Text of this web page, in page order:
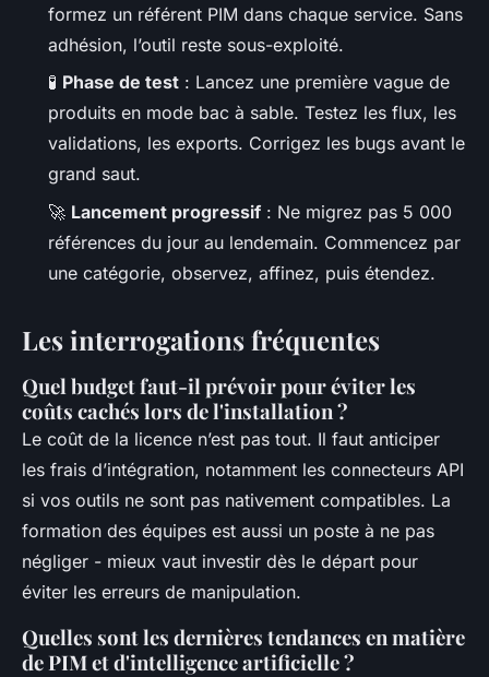
formez un référent PIM dans chaque service. Sans
adhésion, l’outil reste sous-exploité.
🧪 Phase de test : Lancez une première vague de
produits en mode bac à sable. Testez les flux, les
validations, les exports. Corrigez les bugs avant le
grand saut.
🚀 Lancement progressif : Ne migrez pas 5 000
références du jour au lendemain. Commencez par
une catégorie, observez, affinez, puis étendez.
Les interrogations fréquentes
Quel budget faut-il prévoir pour éviter les
coûts cachés lors de l'installation ?
Le coût de la licence n’est pas tout. Il faut anticiper
les frais d’intégration, notamment les connecteurs API
si vos outils ne sont pas nativement compatibles. La
formation des équipes est aussi un poste à ne pas
négliger - mieux vaut investir dès le départ pour
éviter les erreurs de manipulation.
Quelles sont les dernières tendances en matière
de PIM et d'intelligence artificielle ?